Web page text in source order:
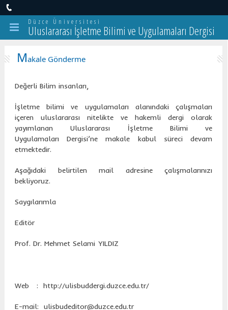
Düzce Üniversitesi
Uluslararası İşletme Bilimi ve Uygulamaları Dergisi
Makale Gönderme
Değerli Bilim insanları,
İşletme bilimi ve uygulamaları alanındaki çalışmaları
içeren uluslararası nitelikte ve hakemli dergi olarak
yayımlanan Uluslararası İşletme Bilimi ve
Uygulamaları Dergisi’ne makale kabul süreci devam
etmektedir.
Aşağıdaki belirtilen mail adresine çalışmalarınızı
bekliyoruz.
Saygılarımla
Editör
Prof. Dr. Mehmet Selami YILDIZ
Web : http://ulisbuddergi.duzce.edu.tr/
E-mail: ulisbudeditor@duzce.edu.tr